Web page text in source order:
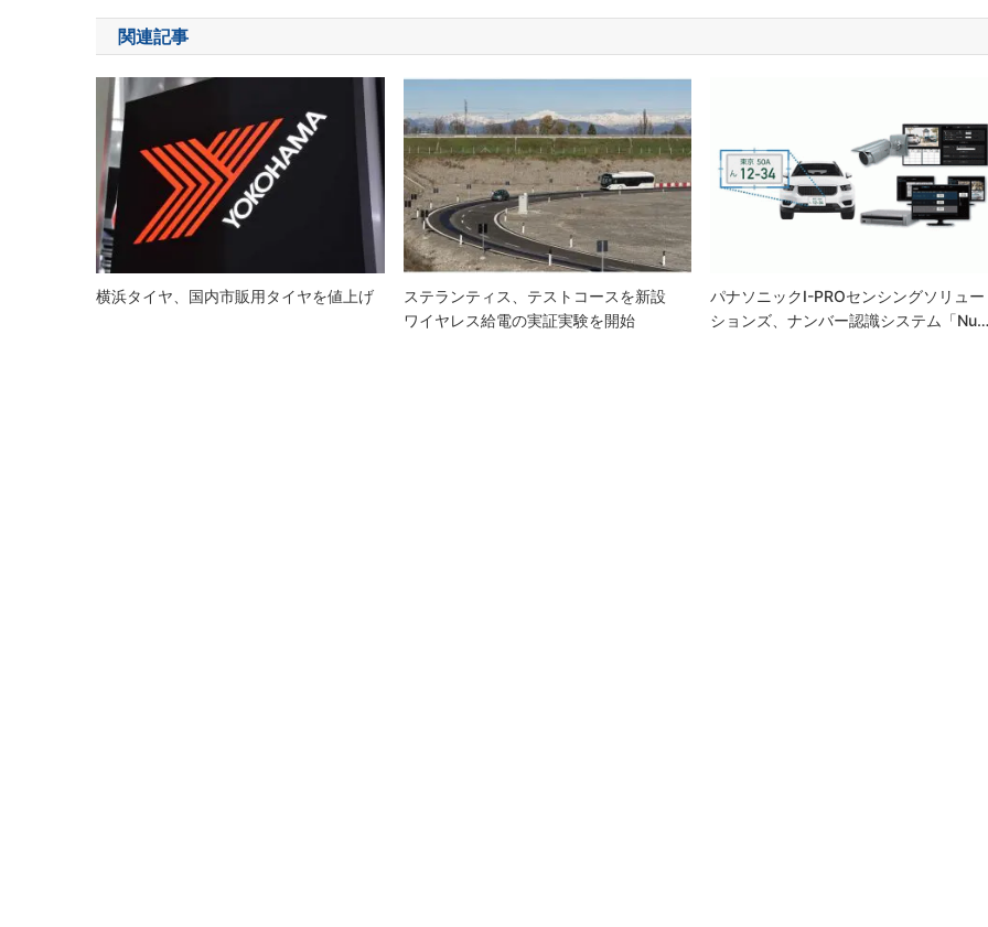
ナ
ビ
ゲ
ー
シ
ョ
ン
関連記事
横浜タイヤ、国内市販用タイヤを値上げ
ステランティス、テストコースを新設
ワイヤレス給電の実証実験を開始
パナソニックi-PROセンシングソリュー
ションズ、ナンバー認識システム「